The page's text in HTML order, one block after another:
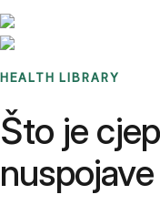
HEALTH LIBRARY
Što je